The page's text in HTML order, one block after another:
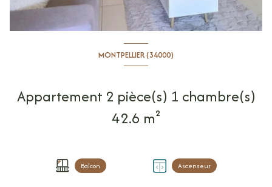
MONTPELLIER (34000)
Appartement 2 pièce(s) 1 chambre(s)
42.6 m²
Balcon Ascenseur